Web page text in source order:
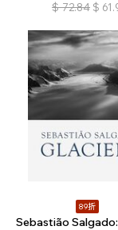
$ 72.84 $
89折
Sebastião